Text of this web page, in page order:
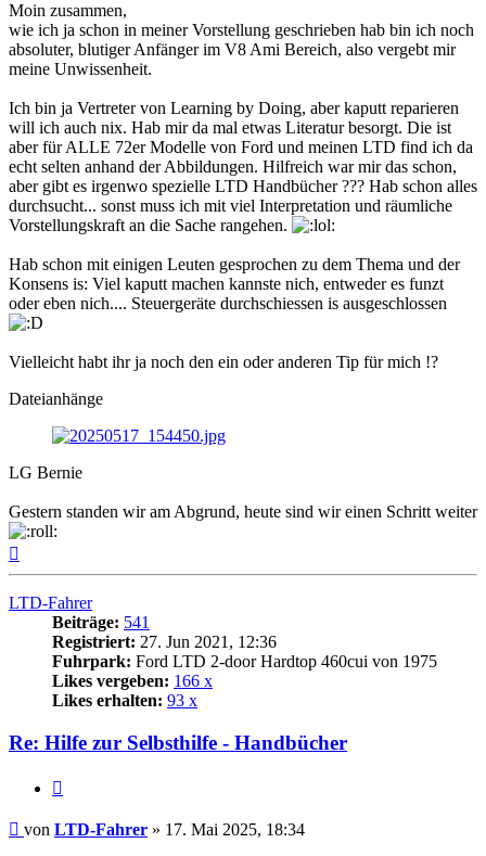
Moin zusammen,
wie ich ja schon in meiner Vorstellung geschrieben hab bin ich noch
absoluter, blutiger Anfänger im V8 Ami Bereich, also vergebt mir
meine Unwissenheit.
Ich bin ja Vertreter von Learning by Doing, aber kaputt reparieren
will ich auch nix. Hab mir da mal etwas Literatur besorgt. Die ist
aber für ALLE 72er Modelle von Ford und meinen LTD find ich da
echt selten anhand der Abbildungen. Hilfreich war mir das schon,
aber gibt es irgenwo spezielle LTD Handbücher ??? Hab schon alles
durchsucht... sonst muss ich mit viel Interpretation und räumliche
Vorstellungskraft an die Sache rangehen.
Hab schon mit einigen Leuten gesprochen zu dem Thema und der
Konsens is: Viel kaputt machen kannste nich, entweder es funzt
oder eben nich.... Steuergeräte durchschiessen is ausgeschlossen
Vielleicht habt ihr ja noch den ein oder anderen Tip für mich !?
Dateianhänge
LG Bernie
Gestern standen wir am Abgrund, heute sind wir einen Schritt weiter
LTD-Fahrer
Beiträge: 541
Registriert: 27. Jun 2021, 12:36
Fuhrpark: Ford LTD 2-door Hardtop 460cui von 1975
Likes vergeben: 166 x
Likes erhalten: 93 x
Re: Hilfe zur Selbsthilfe - Handbücher
Beitrag
von LTD-Fahrer » 17. Mai 2025, 18:34